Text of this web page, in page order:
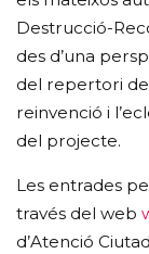
Destrucció-
des d’una
del repertori
reinvenció i
del projecte.
Les entrades
través del web
d’Atenció